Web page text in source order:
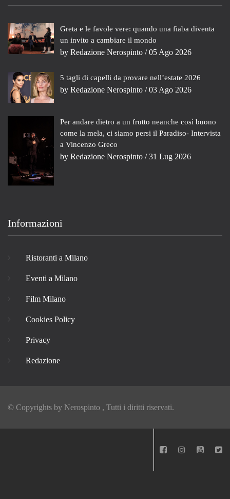
Greta e le favole vere: quando una fiaba diventa
un invito a cambiare il mondo
by Redazione Nerospinto / 05 Ago 2026
5 tagli di capelli da provare nell’estate 2026
by Redazione Nerospinto / 03 Ago 2026
Per andare dietro a un frutto neanche così buono
come la mela, ci siamo persi il Paradiso- Intervista
a Vincenzo Greco
by Redazione Nerospinto / 31 Lug 2026
Informazioni
Ristoranti a Milano
Eventi a Milano
Film Milano
Cookies Policy
Privacy
Redazione
© Copyrights by Nerospinto , Tutti i diritti riservati.